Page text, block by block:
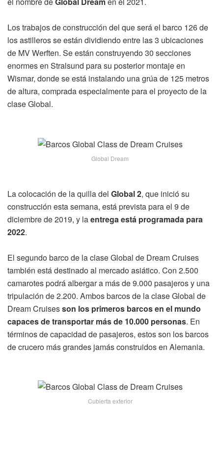
Los trabajos de construcción del que será el barco 126 de
los astilleros se están dividiendo entre las 3 ubicaciones
de MV Werften. Se están construyendo 30 secciones
enormes en Stralsund para su posterior montaje en
Wismar, donde se está instalando una grúa de 125 metros
de altura, comprada especialmente para el proyecto de la
clase Global.
Global Dream
La colocación de la quilla del Global 2, que inició su
construcción esta semana, está prevista para el 9 de
diciembre de 2019, y laentrega está programada para
2022.
El segundo barco de la clase Global de Dream Cruises
también está destinado al mercado asiático. Con 2.500
camarotes podrá albergar a más de 9.000 pasajeros y una
tripulación de 2.200. Ambos barcos de la clase Global de
Dream Cruisesson los primeros barcos en el mundo
capaces de transportar más de 10.000 personas. En
términos de capacidad de pasajeros, estos son los barcos
de crucero más grandes jamás construidos en Alemania.
Cubierta exterior